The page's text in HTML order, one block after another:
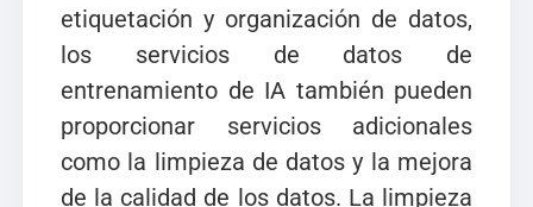
etiquetación y organización de datos,
los servicios de datos de
entrenamiento de IA también pueden
proporcionar servicios adicionales
como la limpieza de datos y la mejora
de la calidad de los datos. La limpieza